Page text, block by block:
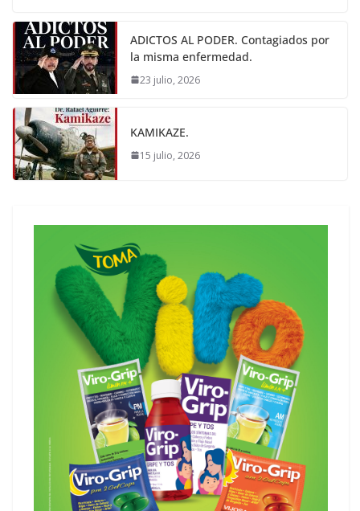
ADICTOS AL PODER. Contagiados por
la misma enfermedad.
23 julio, 2026
KAMIKAZE.
15 julio, 2026